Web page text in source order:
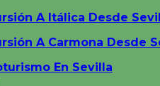
A Itálica Desde
A Carmona Desde
En Sevilla